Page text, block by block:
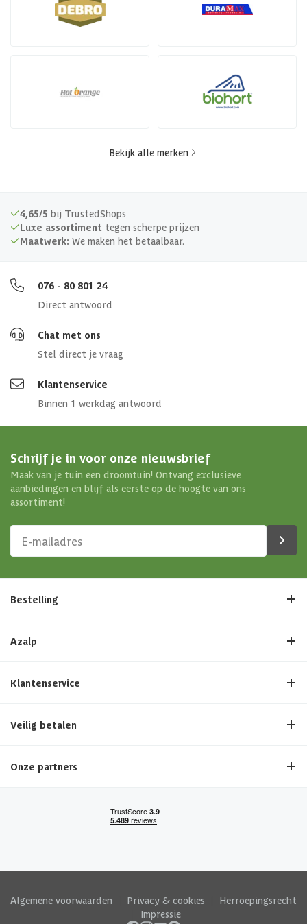
Bekijk alle merken
4,65/5 bij TrustedShops
Luxe assortiment tegen scherpe prijzen
Maatwerk: We maken het betaalbaar.
076 - 80 801 24
Direct antwoord
Chat met ons
Stel direct je vraag
Klantenservice
Binnen 1 werkdag antwoord
Schrijf je in voor onze nieuwsbrief
Maak van je tuin een droomtuin! Ontvang exclusieve
aanbiedingen en blijf als eerste op de hoogte van ons
assortiment!
Bestelling
Azalp
Klantenservice
Veilig betalen
Onze partners
Algemene voorwaarden Privacy & cookies
Herroepingsrecht
Impressie